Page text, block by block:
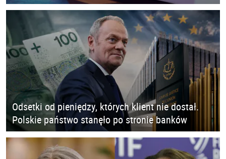
Odsetki od pieniędzy, których klient nie dostał.
Polskie państwo stanęło po stronie banków